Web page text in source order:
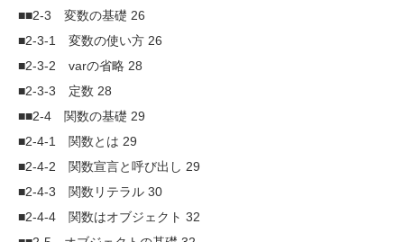
■■2-3 変数の基礎 26
■2-3-1 変数の使い方 26
■2-3-2 varの省略 28
■2-3-3 定数 28
■■2-4 関数の基礎 29
■2-4-1 関数とは 29
■2-4-2 関数宣言と呼び出し 29
■2-4-3 関数リテラル 30
■2-4-4 関数はオブジェクト 32